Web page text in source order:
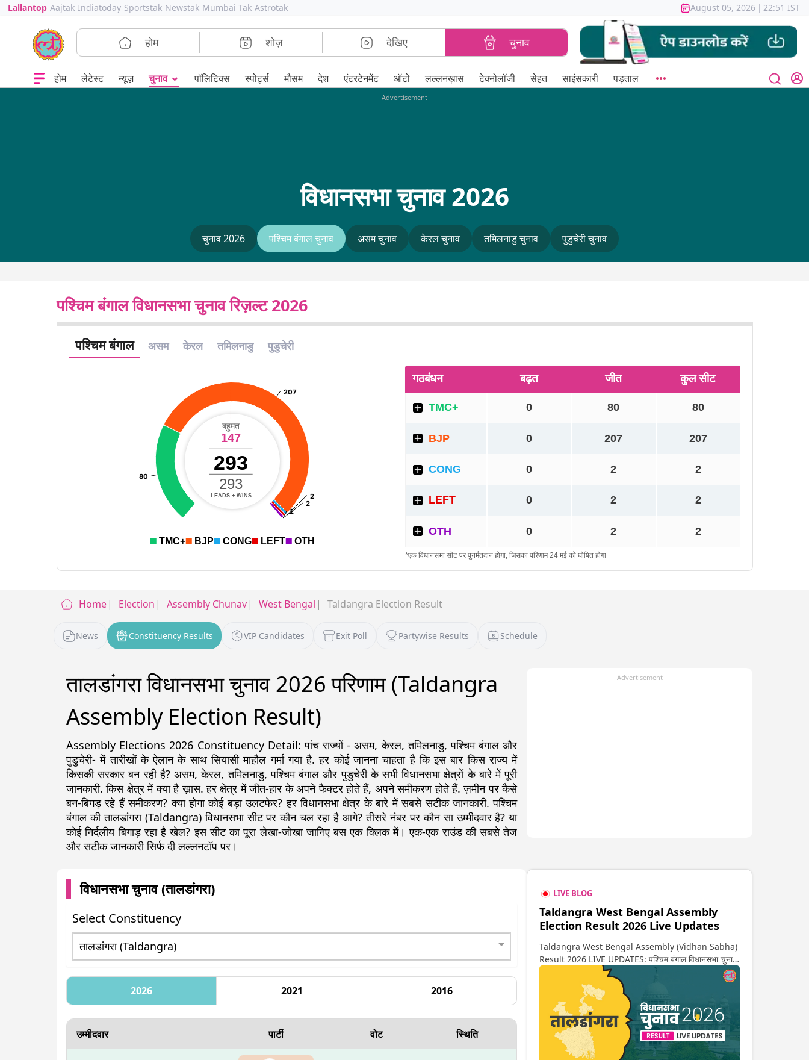
Lallantop Aajtak Indiatoday Sportstak Newstak Mumbai Tak Astrotak August 05, 2026 | 22:51 IST
होम शोज़ देखिए चुनाव
होम लेटेस्ट न्यूज़ चुनाव ⌄ पॉलिटिक्स स्पोर्ट्स मौसम देश एंटरटेनमेंट ऑटो लल्लनख़ास टेक्नोलॉजी सेहत साइंसकारी पड़ताल
Advertisement
विधानसभा चुनाव 2026
चुनाव 2026 पश्चिम बंगाल चुनाव असम चुनाव केरल चुनाव तमिलनाडु चुनाव पुडुचेरी चुनाव
पश्चिम बंगाल विधानसभा चुनाव रिज़ल्ट 2026
Home Election Assembly Chunav West Bengal Taldangra Election Result
News Constituency Results VIP Candidates Exit Poll Partywise Results Schedule
तालडांगरा विधानसभा चुनाव 2026 परिणाम (Taldangra
Assembly Election Result)
Assembly Elections 2026 Constituency Detail: पांच राज्यों - असम, केरल, तमिलनाडु, पश्चिम बंगाल और
पुडुचेरी- में तारीखों के ऐलान के साथ सियासी माहौल गर्मा गया है. हर कोई जानना चाहता है कि इस बार किस राज्य में
किसकी सरकार बन रही है? असम, केरल, तमिलनाडु, पश्चिम बंगाल और पुडुचेरी के सभी विधानसभा क्षेत्रों के बारे में पूरी
जानकारी. किस क्षेत्र में क्या है ख़ास. हर क्षेत्र में जीत-हार के अपने फैक्टर होते हैं, अपने समीकरण होते हैं. ज़मीन पर कैसे
बन-बिगड़ रहे हैं समीकरण? क्या होगा कोई बड़ा उलटफेर? हर विधानसभा क्षेत्र के बारे में सबसे सटीक जानकारी. पश्चिम
बंगाल की तालडांगरा (Taldangra) विधानसभा सीट पर कौन चल रहा है आगे? तीसरे नंबर पर कौन सा उम्मीदवार है? या
कोई निर्दलीय बिगाड़ रहा है खेल? इस सीट का पूरा लेखा-जोखा जानिए बस एक क्लिक में। एक-एक राउंड की सबसे तेज
और सटीक जानकारी सिर्फ दी लल्लनटॉप पर।
Advertisement
विधानसभा चुनाव (तालडांगरा)
Select Constituency
2026 2021 2016
उम्मीदवार पार्टी वोट स्थिति
LIVE BLOG
Taldangra West Bengal Assembly
Election Result 2026 Live Updates
Taldangra West Bengal Assembly (Vidhan Sabha)
Result 2026 LIVE UPDATES: पश्चिम बंगाल विधानसभा चुनाव
2026 की गिनती अगले कुछ ही देर में शुरू होने वाली है. यहां देखें
तालडांगरा सीट पर कौन आगे-कौन पीछे से लेकर किस तरफ जा रहें है
रुझान. साथ ही पाइए इस सीट पर हो रही हर एक हलचल की अपडेट
वो भी रियल टाइम में